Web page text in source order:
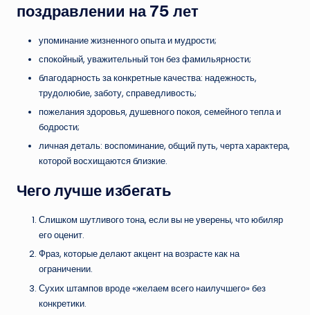
поздравлении на 75 лет
упоминание жизненного опыта и мудрости;
спокойный, уважительный тон без фамильярности;
благодарность за конкретные качества: надежность,
трудолюбие, заботу, справедливость;
пожелания здоровья, душевного покоя, семейного тепла и
бодрости;
личная деталь: воспоминание, общий путь, черта характера,
которой восхищаются близкие.
Чего лучше избегать
Слишком шутливого тона, если вы не уверены, что юбиляр
его оценит.
Фраз, которые делают акцент на возрасте как на
ограничении.
Сухих штампов вроде «желаем всего наилучшего» без
конкретики.